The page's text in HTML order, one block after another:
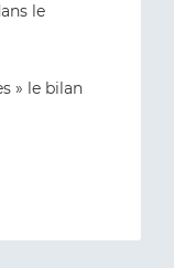
le
» le bilan